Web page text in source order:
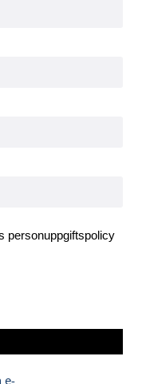
personuppgiftspolicy